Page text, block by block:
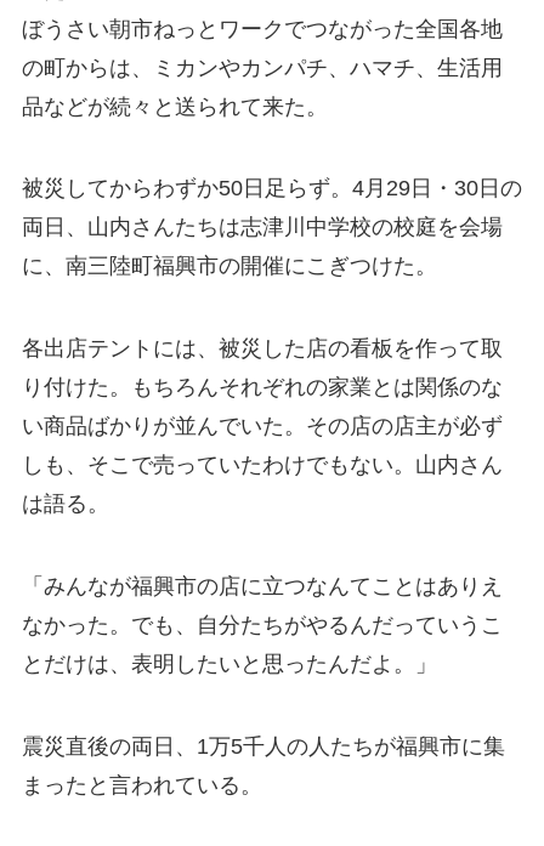
ぼうさい朝市ねっとワークでつながった全国各地
の町からは、ミカンやカンパチ、ハマチ、生活用
品などが続々と送られて来た。
被災してからわずか50日足らず。4月29日・30日の
両日、山内さんたちは志津川中学校の校庭を会場
に、南三陸町福興市の開催にこぎつけた。
各出店テントには、被災した店の看板を作って取
り付けた。もちろんそれぞれの家業とは関係のな
い商品ばかりが並んでいた。その店の店主が必ず
しも、そこで売っていたわけでもない。山内さん
は語る。
「みんなが福興市の店に立つなんてことはありえ
なかった。でも、自分たちがやるんだっていうこ
とだけは、表明したいと思ったんだよ。」
震災直後の両日、1万5千人の人たちが福興市に集
まったと言われている。